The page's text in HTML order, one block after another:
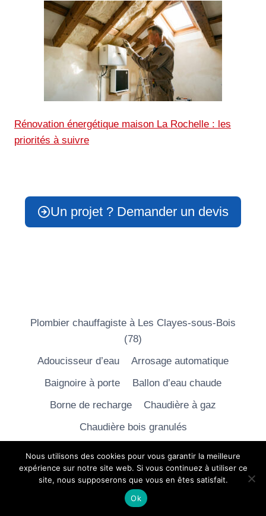
Rénovation énergétique maison La Rochelle : les
priorités à suivre
Un projet ? Demander un devis
Plombier chauffagiste à Les Clayes-sous-Bois
(78)
Adoucisseur d’eau
Arrosage automatique
Baignoire à porte
Ballon d’eau chaude
Borne de recharge
Chaudière à gaz
Chaudière bois granulés
Chauffage solaire
Chauffe-eau thermodynamique
Nous utilisons des cookies pour vous garantir la meilleure
expérience sur notre site web. Si vous continuez à utiliser ce
site, nous supposerons que vous en êtes satisfait.
Ok